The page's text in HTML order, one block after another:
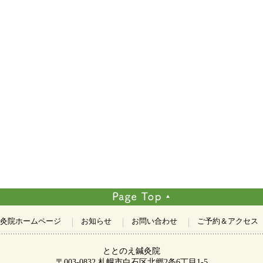
院ホームページ お知らせ お問い合わせ ご予約＆アクセス
ととのえ鍼灸院